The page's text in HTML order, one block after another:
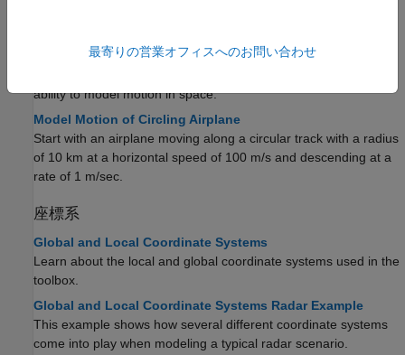
Motion Modeling in Phased Array Systems
ability to model motion in space.
Model Motion of Circling Airplane
Start with an airplane moving along a circular track with a radius
of 10 km at a horizontal speed of 100 m/s and descending at a
rate of 1 m/sec.
座標系
Global and Local Coordinate Systems
Learn about the local and global coordinate systems used in the
toolbox.
Global and Local Coordinate Systems Radar Example
This example shows how several different coordinate systems
come into play when modeling a typical radar scenario.
最寄りの営業オフィスへのお問い合わせ